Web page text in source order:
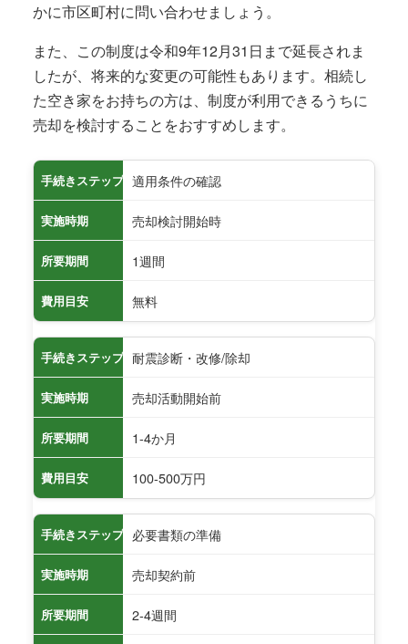
かに市区町村に問い合わせましょう。
また、この制度は令和9年12月31日まで延長されま
したが、将来的な変更の可能性もあります。相続し
た空き家をお持ちの方は、制度が利用できるうちに
売却を検討することをおすすめします。
手続きステップ 適用条件の確認
実施時期 売却検討開始時
所要期間 1週間
費用目安 無料
手続きステップ 耐震診断・改修/除却
実施時期 売却活動開始前
所要期間 1-4か月
費用目安 100-500万円
手続きステップ 必要書類の準備
実施時期 売却契約前
所要期間 2-4週間